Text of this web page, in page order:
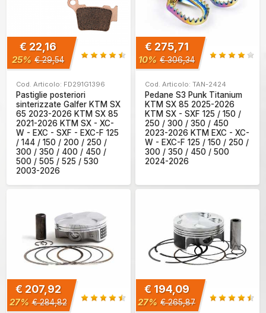
€ 22,16
25% € 29,54
Cod. Articolo: FD291G1396
Pastiglie posteriori
sinterizzate Galfer KTM SX
65 2023-2026 KTM SX 85
2021-2026 KTM SX - XC-
W - EXC - SXF - EXC-F 125
/ 144 / 150 / 200 / 250 /
300 / 350 / 400 / 450 /
500 / 505 / 525 / 530
2003-2026
€ 275,71
10% € 306,34
Cod. Articolo: TAN-2424
Pedane S3 Punk Titanium
KTM SX 85 2025-2026
KTM SX - SXF 125 / 150 /
250 / 300 / 350 / 450
2023-2026 KTM EXC - XC-
W - EXC-F 125 / 150 / 250 /
300 / 350 / 450 / 500
2024-2026
€ 207,92
27% € 284,82
€ 194,09
27% € 265,87